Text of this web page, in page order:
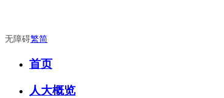
无障碍繁简
首页
人大概览